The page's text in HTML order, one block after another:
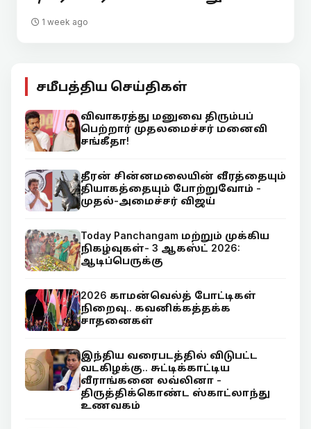
1 week ago
சமீபத்திய செய்திகள்
விவாகரத்து மனுவை திரும்பப்
பெற்றார் முதலமைச்சர் மனைவி
சங்கீதா!
தீரன் சின்னமலையின் வீரத்தையும்
தியாகத்தையும் போற்றுவோம் -
முதல்-அமைச்சர் விஜய்
Today Panchangam மற்றும் முக்கிய
நிகழ்வுகள்- 3 ஆகஸ்ட் 2026:
ஆடிப்பெருக்கு
2026 காமன்வெல்த் போட்டிகள்
நிறைவு.. கவனிக்கத்தக்க
சாதனைகள்
இந்திய வரைபடத்தில் விடுபட்ட
வடகிழக்கு.. சுட்டிக்காட்டிய
வீராங்கனை லவ்லினா -
திருத்திக்கொண்ட ஸ்காட்லாந்து
உணவகம்